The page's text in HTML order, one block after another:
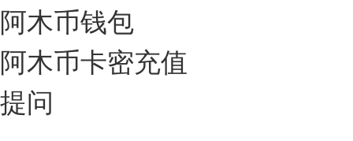
阿木币钱包
阿木币卡密充值
提问